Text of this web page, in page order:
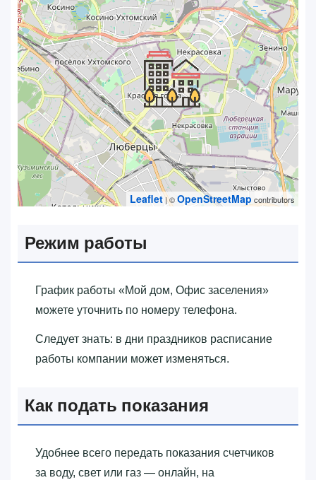
Leaflet| ©OpenStreetMap contributors
Режим работы
График работы «‎Мой дом, Офис заселения»‎
можете уточнить по номеру телефона.
Следует знать: в дни праздников расписание
работы компании может изменяться.
Как подать показания
Удобнее всего передать показания счетчиков
за воду, свет или газ — онлайн, на